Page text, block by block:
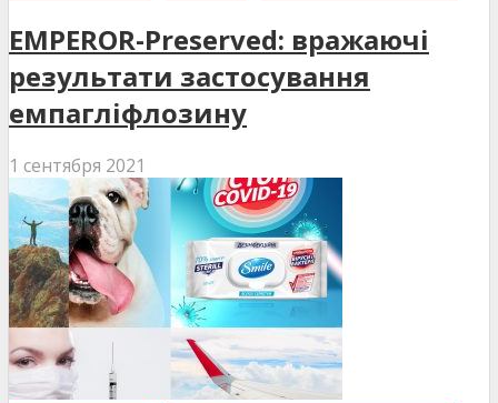
EMPEROR-Preserved: вражаючі
результати застосування
емпагліфлозину
1 сентября 2021